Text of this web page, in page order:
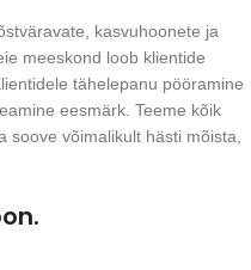
kasvuhoonete ja
meeskond loob klientide
tähelepanu pööramine
eesmärk. Teeme kõik
võimalikult hästi mõista,